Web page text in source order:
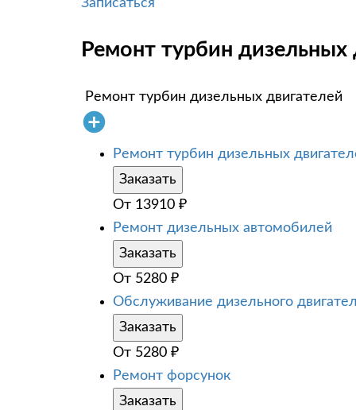
Записаться
Ремонт турбин дизельных
Ремонт турбин дизельных двигателей
Ремонт турбин дизельных
Заказать
От 13910 ₽
Ремонт дизельных автомобилей
Заказать
От 5280 ₽
Обслуживание дизельного
Заказать
От 5280 ₽
Ремонт форсунок
Заказать